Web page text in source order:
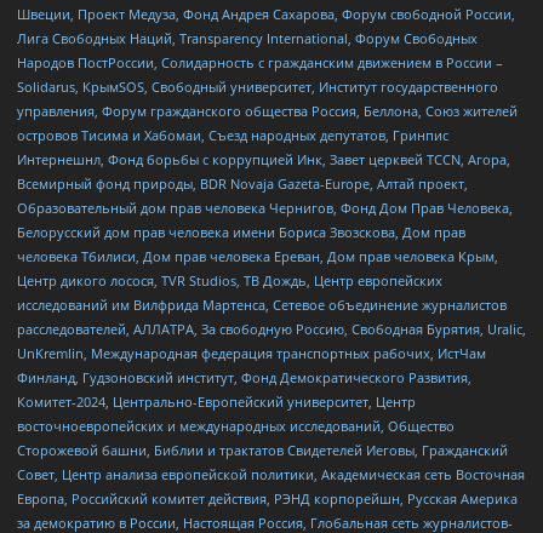
Швеции, Проект Медуза, Фонд Андрея Сахарова, Форум свободной России,
Лига Свободных Наций, Transparеncy International, Форум Свободных
Народов ПостРоссии, Солидарность с гражданским движением в России –
Solidarus, КрымSOS, Свободный университет, Институт государственного
управления, Форум гражданского общества Россия, Беллона, Союз жителей
островов Тисима и Хабомаи, Съезд народных депутатов, Гринпис
Интернешнл, Фонд борьбы с коррупцией Инк, Завет церквей TCCN, Агора,
Всемирный фонд природы, BDR Novaja Gazeta-Europe, Алтай проект,
Образовательный дом прав человека Чернигов, Фонд Дом Прав Человека,
Белорусский дом прав человека имени Бориса Звозскова, Дом прав
человека Тбилиси, Дом прав человека Ереван, Дом прав человека Крым,
Центр дикого лосося, TVR Studios, ТВ Дождь, Центр европейских
исследований им Вилфрида Мартенса, Сетевое объединение журналистов
расследователей, АЛЛАТРА, За свободную Россию, Свободная Бурятия, Uralic,
UnKremlin, Международная федерация транспортных рабочих, ИстЧам
Финланд, Гудзоновский институт, Фонд Демократического Развития,
Комитет-2024, Центрально-Европейский университет, Центр
восточноевропейских и международных исследований, Общество
Сторожевой башни, Библии и трактатов Свидетелей Иеговы, Гражданский
Совет, Центр анализа европейской политики, Академическая сеть Восточная
Европа, Российский комитет действия, РЭНД корпорейшн, Русская Америка
за демократию в России, Настоящая Россия, Глобальная сеть журналистов-